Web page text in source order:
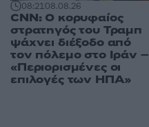
08:2108.08.26
CNN: Ο κορυφαίος
στρατηγός του Τραμπ
ψάχνει διέξοδο από
τον πόλεμο στο Ιράν –
«Περιορισμένες οι
επιλογές των ΗΠΑ»